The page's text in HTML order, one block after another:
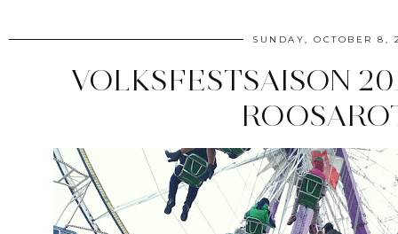
SUNDAY, OCTOBER 8,
VOLKSFESTSAISON